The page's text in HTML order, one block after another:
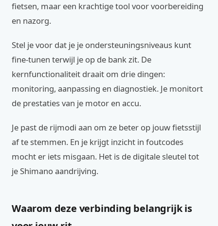
fietsen, maar een krachtige tool voor voorbereiding
en nazorg.
Stel je voor dat je je ondersteuningsniveaus kunt
fine-tunen terwijl je op de bank zit. De
kernfunctionaliteit draait om drie dingen:
monitoring, aanpassing en diagnostiek. Je monitort
de prestaties van je motor en accu.
Je past de rijmodi aan om ze beter op jouw fietsstijl
af te stemmen. En je krijgt inzicht in foutcodes
mocht er iets misgaan. Het is de digitale sleutel tot
je Shimano aandrijving.
Waarom deze verbinding belangrijk is